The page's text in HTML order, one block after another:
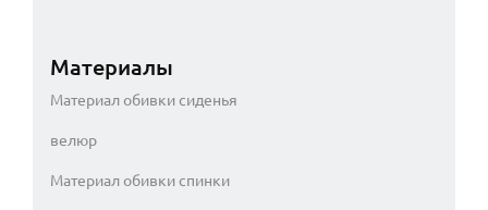
Материалы
Материал обивки сиденья
велюр
Материал обивки спинки